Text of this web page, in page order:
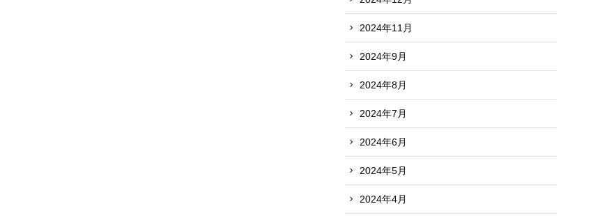
2024年11月
2024年9月
2024年8月
2024年7月
2024年6月
2024年5月
2024年4月